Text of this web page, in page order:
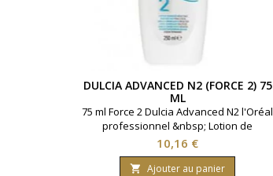
DULCIA ADVANCED N2 (FORCE 2) 75
ML
75 ml Force 2 Dulcia Advanced N2 l'Oréal
professionnel &nbsp; Lotion de
permanente longue durée idéal cheveux
sensibilisés
Prix
10,16 €
 Ajouter au panier